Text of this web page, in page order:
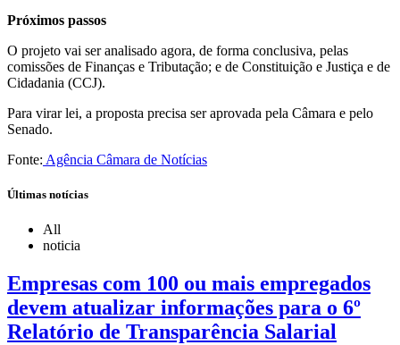
Próximos passos
O projeto vai ser analisado agora, de forma conclusiva, pelas
comissões de Finanças e Tributação; e de Constituição e Justiça e de
Cidadania (CCJ).
Para virar lei, a proposta precisa ser aprovada pela Câmara e pelo
Senado.
Fonte: Agência Câmara de Notícias
Últimas notícias
All
noticia
Empresas com 100 ou mais empregados
devem atualizar informações para o 6º
Relatório de Transparência Salarial